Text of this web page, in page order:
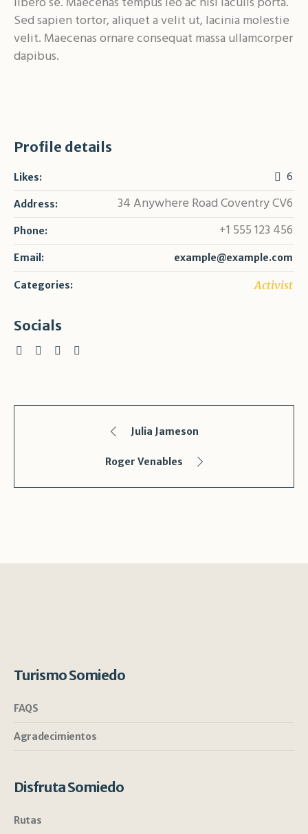
Sed sapien tortor, aliquet a velit ut, lacinia molestie
velit. Maecenas ornare consequat massa ullamcorper
dapibus.
Profile details
Likes: 6
Address: 34 Anywhere Road Coventry CV6
Phone: +1 555 123 456
Email: example@example.com
Categories: Activist
Socials
Julia Jameson
Roger Venables
Turismo Somiedo
FAQS
Agradecimientos
Disfruta Somiedo
Rutas